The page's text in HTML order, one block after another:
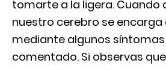
tomarte a la ligera. Cuando
nuestro cerebro se encarga
mediante algunos
comentado. Si observas